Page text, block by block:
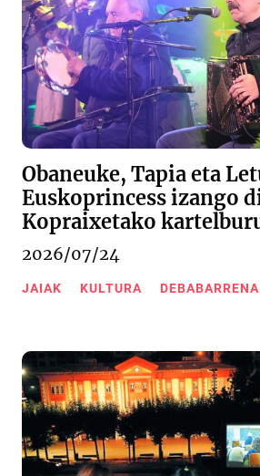
Obaneuke, Tapia eta
Euskoprincess izango
Kopraixetako
2026/07/24
JAIAK KULTURA DEBABARRENA